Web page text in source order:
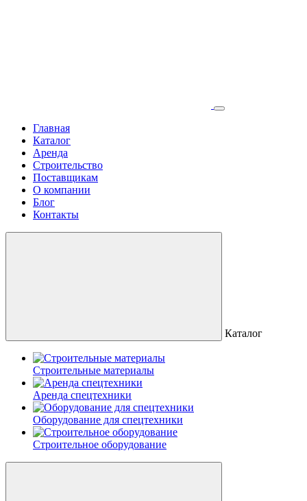
Главная
Каталог
Аренда
Строительство
Поставщикам
О компании
Блог
Контакты
Каталог
Строительные материалы
Аренда спецтехники
Оборудование для спецтехники
Строительное оборудование